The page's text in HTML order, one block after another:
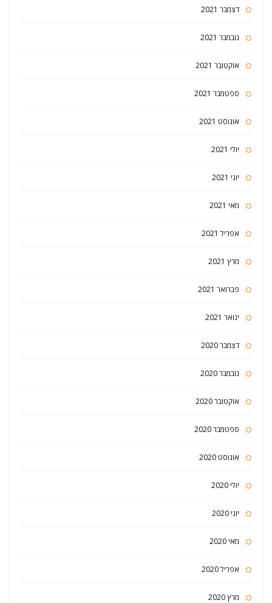
דצמבר 2021
נובמבר 2021
אוקטובר 2021
ספטמבר 2021
אוגוסט 2021
יולי 2021
יוני 2021
מאי 2021
אפריל 2021
מרץ 2021
פברואר 2021
ינואר 2021
דצמבר 2020
נובמבר 2020
אוקטובר 2020
ספטמבר 2020
אוגוסט 2020
יולי 2020
יוני 2020
מאי 2020
אפריל 2020
מרץ 2020